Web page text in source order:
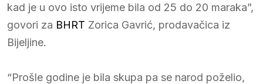
kad je u ovo isto vrijeme bila od 25 do 20 maraka”,
govori za BHRT Zorica Gavrić, prodavačica iz
Bijeljine.
“Prošle godine je bila skupa pa se narod poželio,